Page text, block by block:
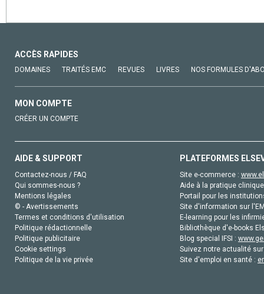
ACCÈS RAPIDES
DOMAINES TRAITÉS EMC REVUES LIVRES NOS FORMULES
MON COMPTE
CRÉER UN COMPTE
AIDE & SUPPORT
Contactez-nous / FAQ
Qui sommes-nous ?
Mentions légales
© - Avertissements
Termes et conditions d'utilisation
Politique rédactionnelle
Politique publicitaire
Cookie settings
Politique de la vie privée
PLATEFORMES
Site e-commerce :
Aide à la pratique
Portail pour les
Site d'information sur
E-learning pour les
Bibliothèque d'e-books
Blog special IFSI :
Suivez notre actualité
Site d'emploi en santé :